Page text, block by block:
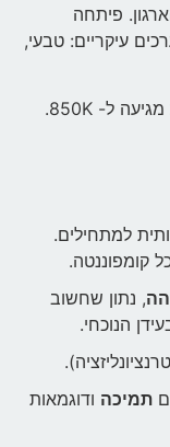
פיתחה
עיקריים: טבעי,
למתחילים.
, נתון שחשוב
הנוכחי.
תמיכה ודוגמאות